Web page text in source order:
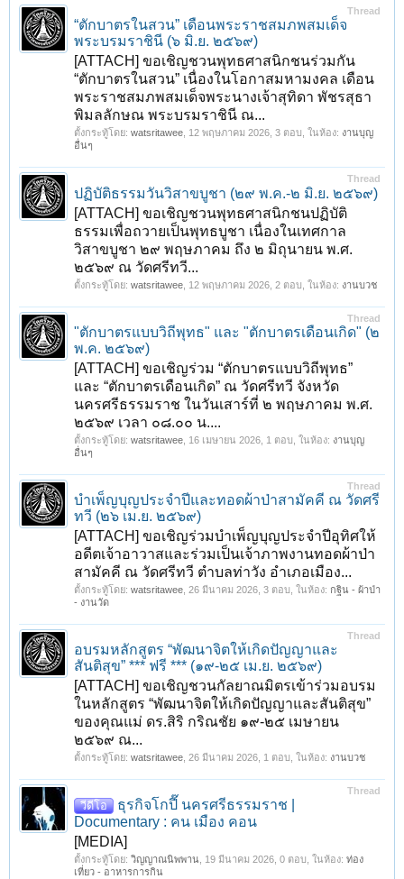
Thread
“ตักบาตรในสวน” เดือนพระราชสมภพสมเด็จ
พระบรมราชินี (๖ มิ.ย. ๒๕๖๙)
[ATTACH] ขอเชิญชวนพุทธศาสนิกชนร่วมกัน
“ตักบาตรในสวน” เนื่องในโอกาสมหามงคล เดือน
พระราชสมภพสมเด็จพระนางเจ้าสุทิดา พัชรสุธา
พิมลลักษณ พระบรมราชินี ณ...
ตั้งกระทู้โดย: watsritawee 12 พฤษภาคม 2026 , 3 ตอบ, ในห้อง: งานบุญ
อื่นๆ
Thread
ปฏิบัติธรรมวันวิสาขบูชา (๒๙ พ.ค.-๒ มิ.ย. ๒๕๖๙)
[ATTACH] ขอเชิญชวนพุทธศาสนิกชนปฏิบัติ
ธรรมเพื่อถวายเป็นพุทธบูชา เนื่องในเทศกาล
วิสาขบูชา ๒๙ พฤษภาคม ถึง ๒ มิถุนายน พ.ศ.
๒๕๖๙ ณ วัดศรีทวี...
ตั้งกระทู้โดย: watsritawee 12 พฤษภาคม 2026 , 2 ตอบ, ในห้อง: งานบวช
Thread
"ตักบาตรแบบวิถีพุทธ" และ "ตักบาตรเดือนเกิด" (๒
พ.ค. ๒๕๖๙)
[ATTACH] ขอเชิญร่วม “ตักบาตรแบบวิถีพุทธ”
และ “ตักบาตรเดือนเกิด” ณ วัดศรีทวี จังหวัด
นครศรีธรรมราช ในวันเสาร์ที่ ๒ พฤษภาคม พ.ศ.
๒๕๖๙ เวลา ๐๘.๐๐ น....
ตั้งกระทู้โดย: watsritawee 16 เมษายน 2026 , 1 ตอบ, ในห้อง: งานบุญ
อื่นๆ
Thread
บำเพ็ญบุญประจำปีและทอดผ้าป่าสามัคคี ณ วัดศรี
ทวี (๒๖ เม.ย. ๒๕๖๙)
[ATTACH] ขอเชิญร่วมบำเพ็ญบุญประจำปีอุทิศให้
อดีตเจ้าอาวาสและร่วมเป็นเจ้าภาพงานทอดผ้าป่า
สามัคคี ณ วัดศรีทวี ตำบลท่าวัง อำเภอเมือง...
ตั้งกระทู้โดย: watsritawee 26 มีนาคม 2026 , 3 ตอบ, ในห้อง: กฐิน - ผ้าป่า
- งานวัด
Thread
อบรมหลักสูตร “พัฒนาจิตให้เกิดปัญญาและ
สันติสุข” *** ฟรี *** (๑๙-๒๕ เม.ย. ๒๕๖๙)
[ATTACH] ขอเชิญชวนกัลยาณมิตรเข้าร่วมอบรม
ในหลักสูตร “พัฒนาจิตให้เกิดปัญญาและสันติสุข”
ของคุณแม่ ดร.สิริ กริณชัย ๑๙-๒๕ เมษายน
๒๕๖๙ ณ...
ตั้งกระทู้โดย: watsritawee 26 มีนาคม 2026 , 1 ตอบ, ในห้อง: งานบวช
Thread
วีดีโอ
ธุรกิจโกปี๊ นครศรีธรรมราช |
Documentary : คน เมือง คอน
[MEDIA]
ตั้งกระทู้โดย: วิญญาณนิพพาน 19 มีนาคม 2026 , 0 ตอบ, ในห้อง: ท่อง
เที่ยว - อาหารการกิน